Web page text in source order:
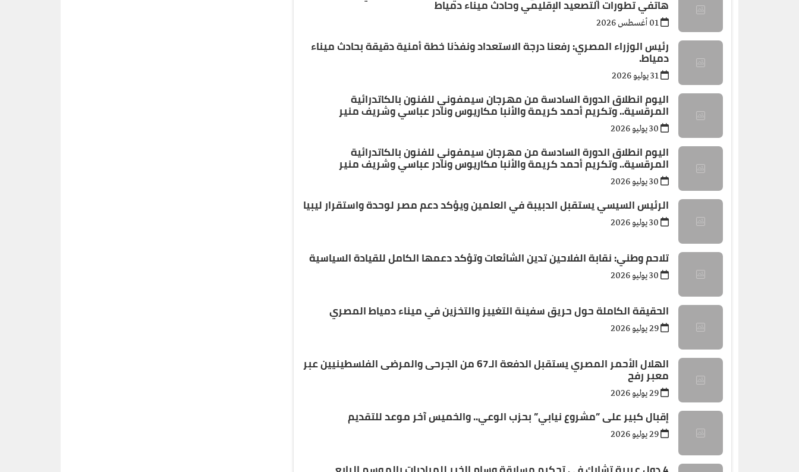
هاتفي تطورات التصعيد الإقليمي وحادث ميناء دمياط
رئيس الوزراء المصري: رفعنا درجة الاستعداد ونفذنا خطة أمنية دقيقة بحادث ميناء
دمياط.
اليوم انطلاق الدورة السادسة من مهرجان سيمفوني للفنون بالكاتدرائية
المرقسية.. وتكريم أحمد كريمة والأنبا مكاريوس ونادر عباسي وشريف منير
اليوم انطلاق الدورة السادسة من مهرجان سيمفوني للفنون بالكاتدرائية
المرقسية.. وتكريم أحمد كريمة والأنبا مكاريوس ونادر عباسي وشريف منير
الرئيس السيسي يستقبل الدبيبة في العلمين ويؤكد دعم مصر لوحدة واستقرار ليبيا
تلاحم وطني: نقابة الفلاحين تدين الشائعات وتؤكد دعمها الكامل للقيادة السياسية
الحقيقة الكاملة حول حريق سفينة التغييز والتخزين في ميناء دمياط المصري
الهلال الأحمر المصري يستقبل الدفعة الـ67 من الجرحى والمرضى الفلسطينيين عبر
معبر رفح
إقبال كبير على ”مشروع نيابي” بحزب الوعي.. والخميس آخر موعد للتقديم